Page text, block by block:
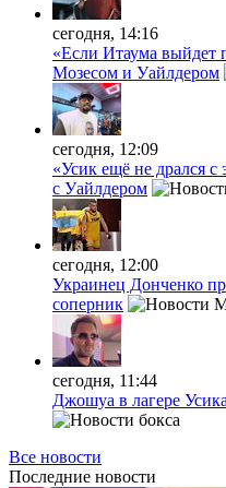
сегодня, 14:16
«Если Итаума выйдет
Мозесом и Уайлдером
сегодня, 12:09
«Усик ещё не дрался с
с Уайлдером
сегодня, 12:00
Украинец Донченко
соперник
сегодня, 11:44
Джошуа в лагере
Все новости
Последние новости